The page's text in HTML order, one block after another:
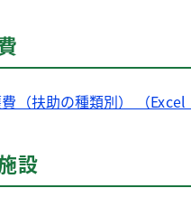
（扶助の種類別） （Excel
設